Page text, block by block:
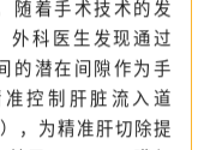
鞘相互独立
［7］才正式在组
随着手术技术的发
外科医生发现通过
的潜在间隙作为手